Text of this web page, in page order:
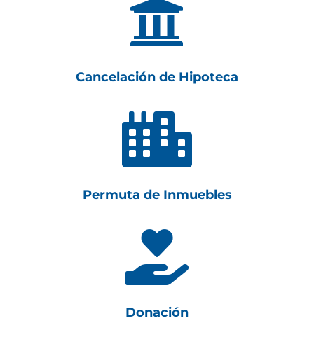

Cancelación de Hipoteca

Permuta de Inmuebles

Donación